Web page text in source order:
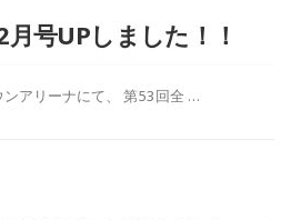
号UPしました！！
アリーナにて、 第53回全 …